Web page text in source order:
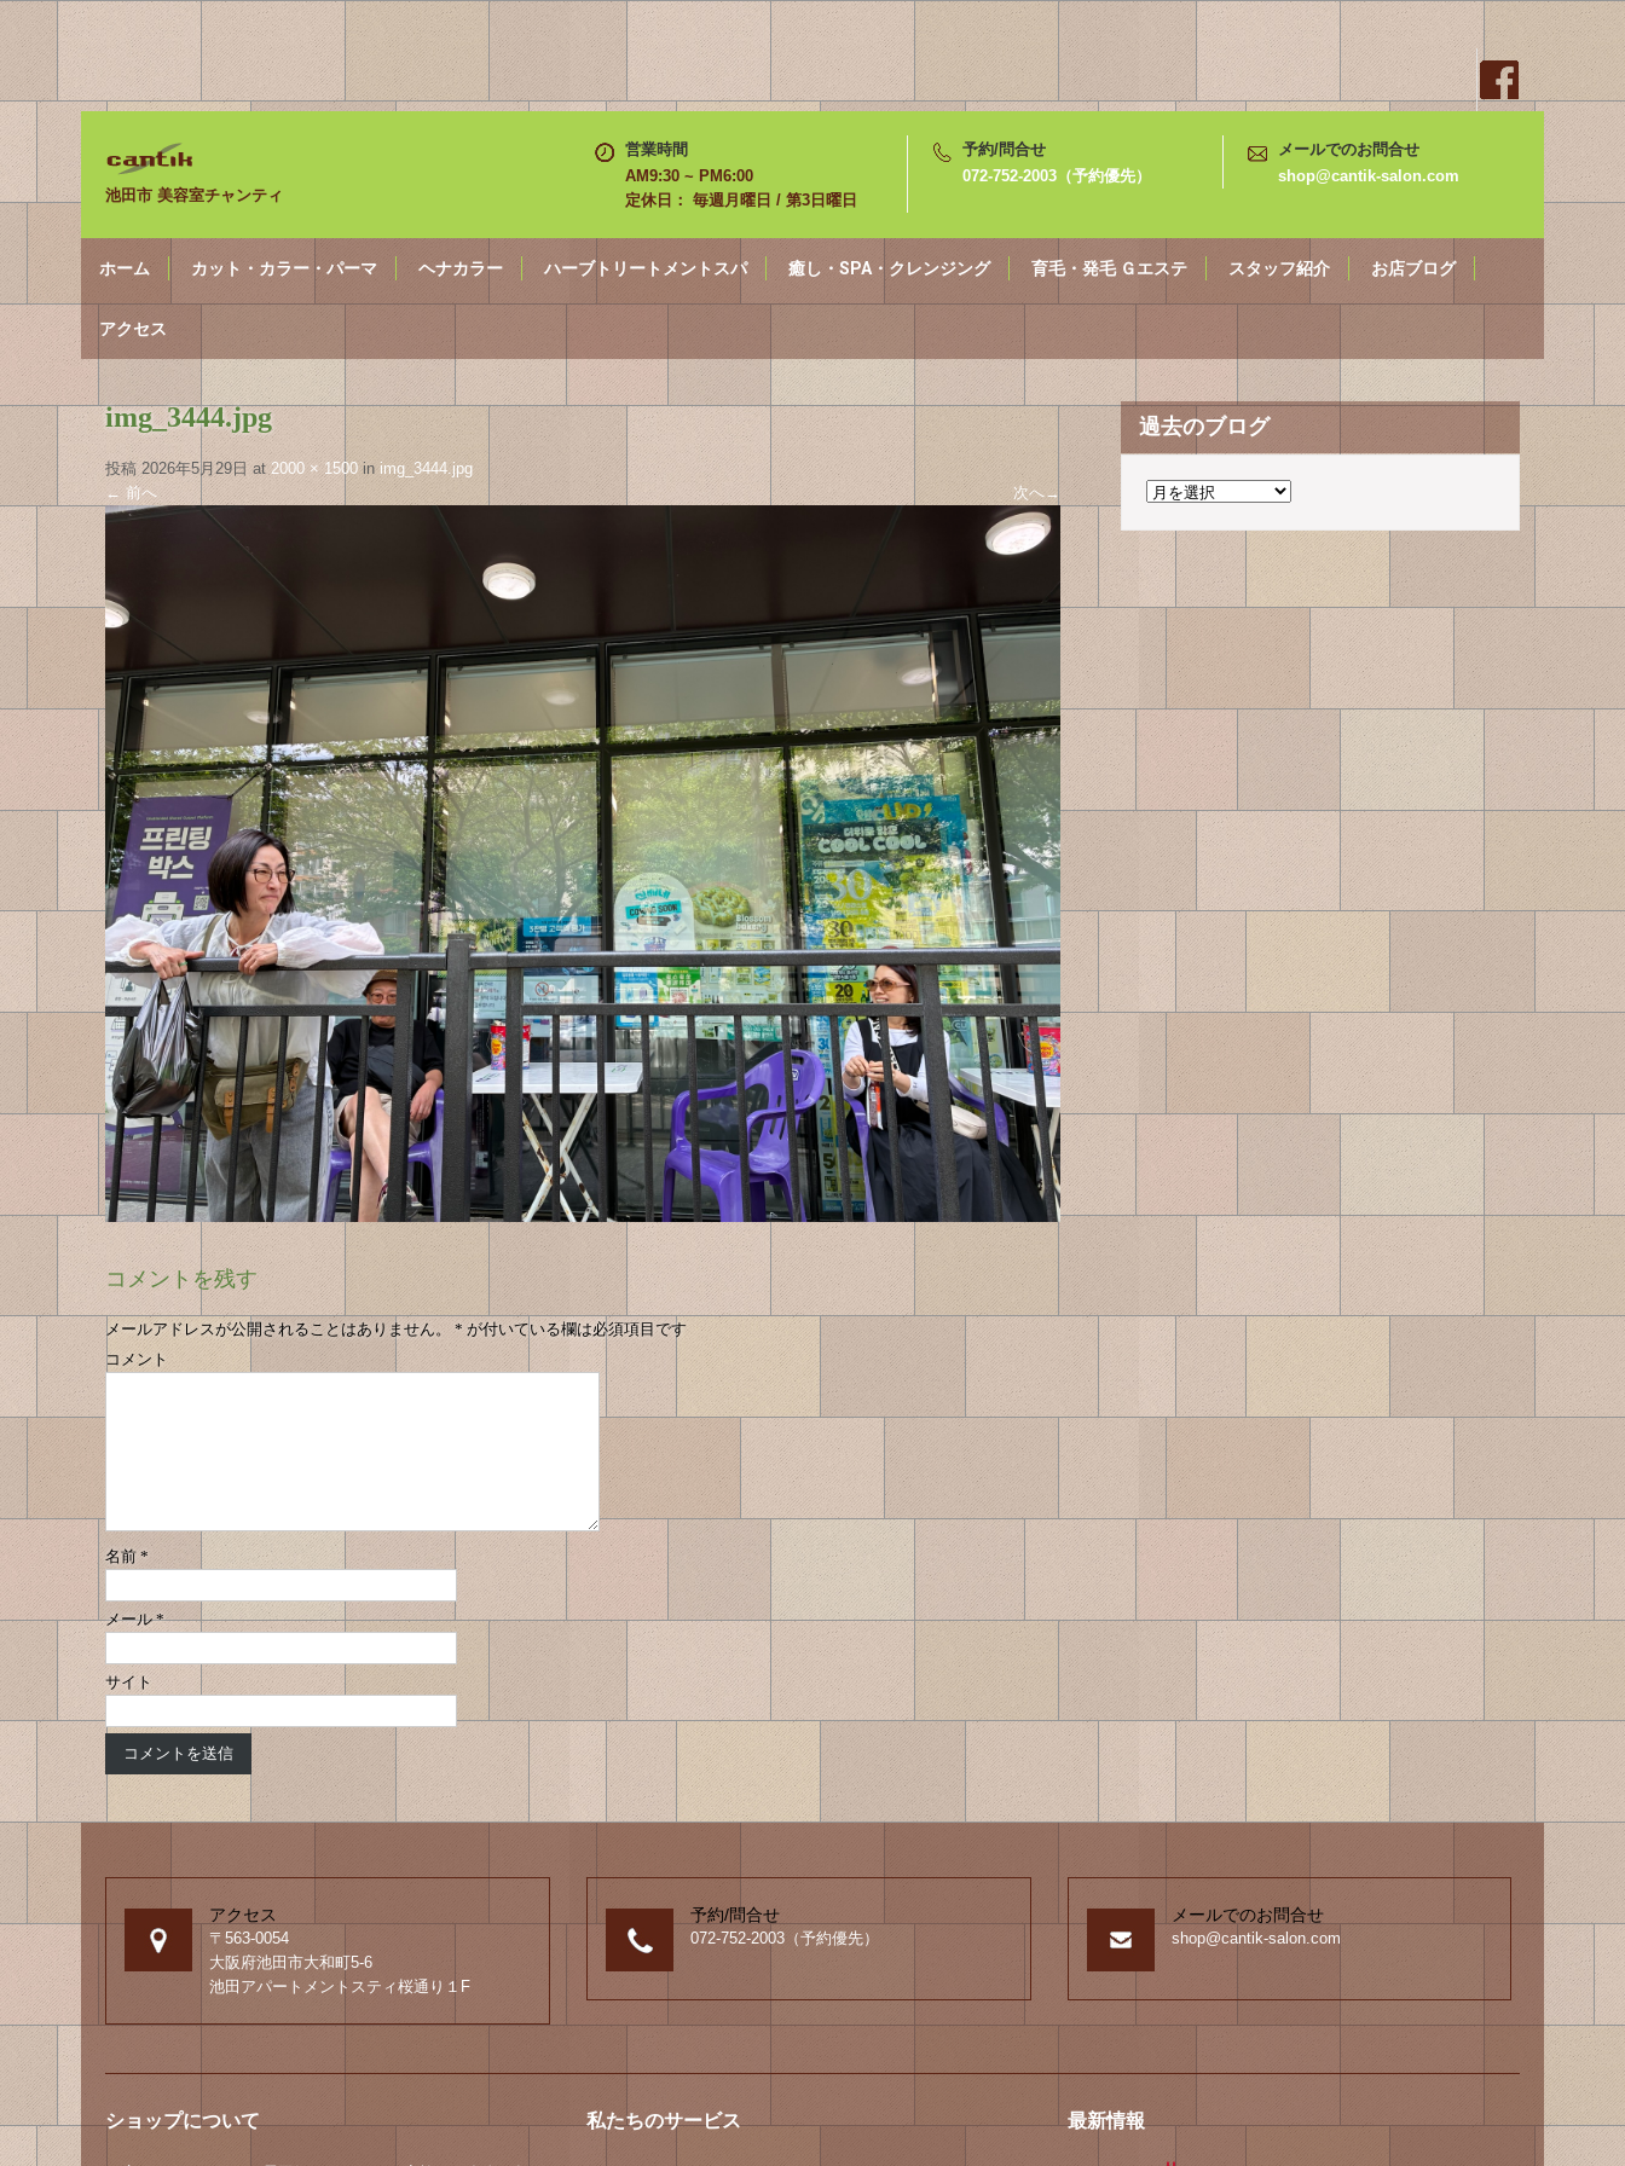
池田市 美容室チャンティ
営業時間
AM9:30 ~ PM6:00
定休日： 毎週月曜日 / 第3日曜日
予約/問合せ
072-752-2003（予約優先）
メールでのお問合せ
shop@cantik-salon.com
ホーム カット・カラー・パーマ ヘナカラー ハーブトリートメントスパ 癒し・SPA・クレンジング 育毛・発毛 Ｇエステ スタッフ紹介 お店ブログ
アクセス
img_3444.jpg
投稿2026年5月29日 at 2000 × 1500 in img_3444.jpg
← 前へ 次へ→
コメントを残す
メールアドレスが公開されることはありません。 * が付いている欄は必須項目です
コメント
名前 *
メール*
サイト
過去のブログ
過
ブ
ロ
グ
アクセス
〒563-0054
大阪府池田市大和町5-6
池田アパートメントスティ桜通り１F
予約/問合せ
072-752-2003（予約優先）
メールでのお問合せ
shop@cantik-salon.com
ショップについて 私たちのサービス 最新情報